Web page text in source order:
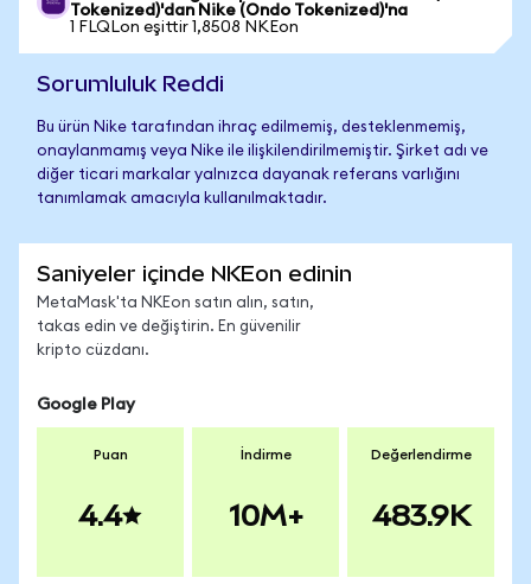
Tokenized)'dan Nike (Ondo Tokenized)'na
1 FLQLon eşittir 1,8508 NKEon
Sorumluluk Reddi
Bu ürün Nike tarafından ihraç edilmemiş, desteklenmemiş,
onaylanmamış veya Nike ile ilişkilendirilmemiştir. Şirket adı ve
diğer ticari markalar yalnızca dayanak referans varlığını
tanımlamak amacıyla kullanılmaktadır.
Saniyeler içinde NKEon edinin
MetaMask'ta NKEon satın alın, satın,
takas edin ve değiştirin. En güvenilir
kripto cüzdanı.
Google Play
Puan
4.4
İndirme
10M+
Değerlendirme
483.9K